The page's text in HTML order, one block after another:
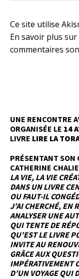
Ce site utilise
En savoir plus
commentaires
UNE RENCONTRE
ORGANISÉE LE 14
LIVRE LIRE LA
PRÉSENTANT SON
CATHERINE
LA VIE, LA VIE
DANS UN LIVRE
OU FAUT-IL
J’AI CHERCHÉ, EN
ANALYSER UNE
QUI TENTE DE
QU’EST LE LIVRE
INVITE AU
GRÂCE AUX
IMPÉRATIVEMENT
D’UN VOYAGE QUI